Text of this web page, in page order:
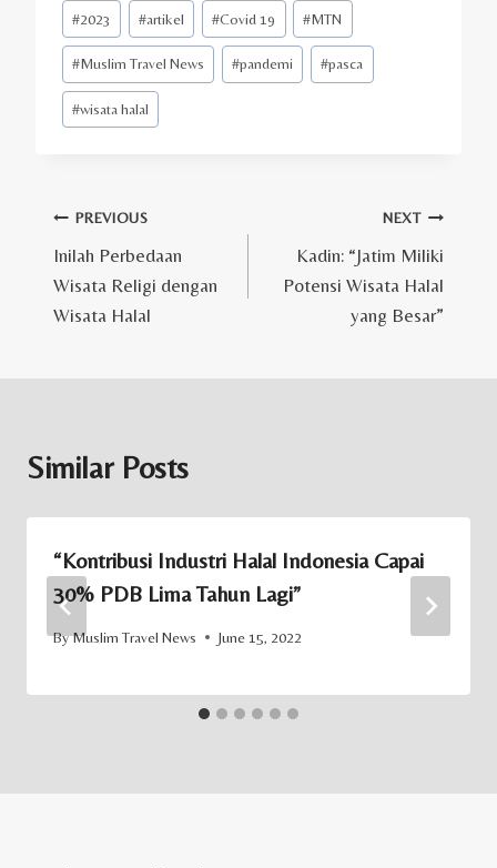
Post
Tags:
#2023 #artikel #Covid 19 #MTN
#Muslim Travel News #pandemi #pasca
#wisata halal
Post
navigation
PREVIOUS
Inilah Perbedaan
Wisata Religi dengan
Wisata Halal
NEXT
Kadin: “Jatim Miliki
Potensi Wisata Halal
yang Besar”
Similar Posts
“Kontribusi Industri Halal Indonesia Capai
30% PDB Lima Tahun Lagi”
ByMuslim Travel News June 15, 2022